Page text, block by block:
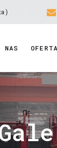
NAS OFERTA